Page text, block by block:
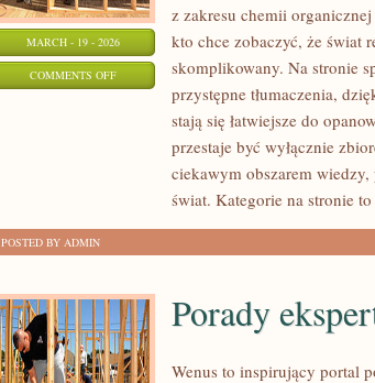
MARCH - 19 - 2026
COMMENTS OFFON
CIEKAWOSTKI
CHEMICZNE
z zakresu chemii
kto chce zobaczyć, że świat
skomplikowany. Na stronie
przystępne tłumaczenia,
stają się łatwiejsze do
przestaje być wyłącznie
ciekawym obszarem
świat. Kategorie na stronie
POSTED BY ADMIN
Porady
Wenus to inspirujący portal